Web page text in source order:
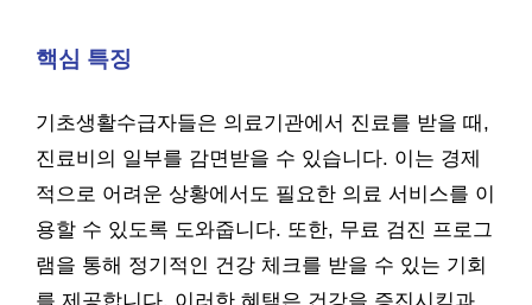
핵심 특징
기초생활수급자들은 의료기관에서 진료를 받을 때,
진료비의 일부를 감면받을 수 있습니다. 이는 경제
적으로 어려운 상황에서도 필요한 의료 서비스를 이
용할 수 있도록 도와줍니다. 또한, 무료 검진 프로그
램을 통해 정기적인 건강 체크를 받을 수 있는 기회